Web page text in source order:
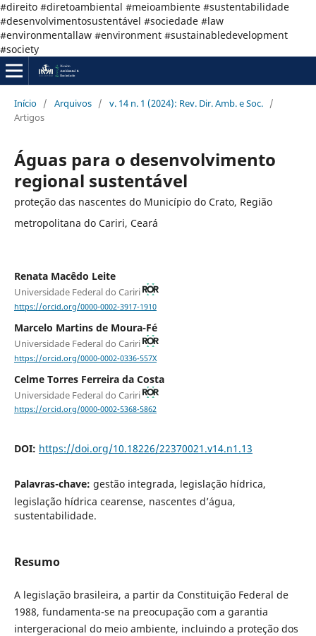
#direito #diretoambiental #meioambiente #sustentabilidade
#desenvolvimentosustentável #sociedade #law
#environmentallaw #environment #sustainabledevelopment
#society
Início / Arquivos / v. 14 n. 1 (2024): Rev. Dir. Amb. e Soc. /
Artigos
Águas para o desenvolvimento
regional sustentável
proteção das nascentes do Município do Crato, Região
metropolitana do Cariri, Ceará
Renata Macêdo Leite
Universidade Federal do Cariri
https://orcid.org/0000-0002-3917-1910
Marcelo Martins de Moura-Fé
Universidade Federal do Cariri
https://orcid.org/0000-0002-0336-557X
Celme Torres Ferreira da Costa
Universidade Federal do Cariri
https://orcid.org/0000-0002-5368-5862
DOI: https://doi.org/10.18226/22370021.v14.n1.13
Palavras-chave: gestão integrada, legislação hídrica,
legislação hídrica cearense, nascentes d’água,
sustentabilidade.
Resumo
A legislação brasileira, a partir da Constituição Federal de
1988, fundamenta-se na preocupação com a garantia
intergeracional do meio ambiente, incluindo a proteção dos